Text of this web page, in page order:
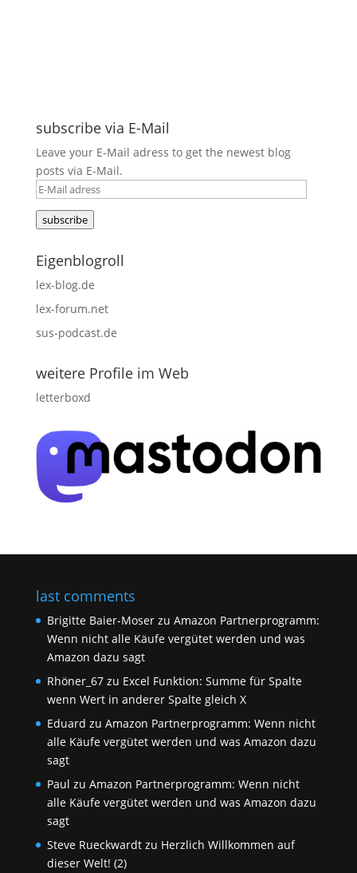
subscribe via E-Mail
Leave your E-Mail adress to get the newest blog
posts via E-Mail.
E-
Mail
adress
subscribe
Eigenblogroll
lex-blog.de
lex-forum.net
sus-podcast.de
weitere Profile im Web
letterboxd
last comments
Brigitte Baier-Moserzu Amazon Partnerprogramm:
Wenn nicht alle Käufe vergütet werden und was
Amazon dazu sagt
Rhöner_67zu Excel Funktion: Summe für Spalte
wenn Wert in anderer Spalte gleich X
Eduard zu Amazon Partnerprogramm: Wenn nicht
alle Käufe vergütet werden und was Amazon dazu
sagt
Paul zu Amazon Partnerprogramm: Wenn nicht
alle Käufe vergütet werden und was Amazon dazu
sagt
Steve Rueckwardtzu Herzlich Willkommen auf
dieser Welt! (2)